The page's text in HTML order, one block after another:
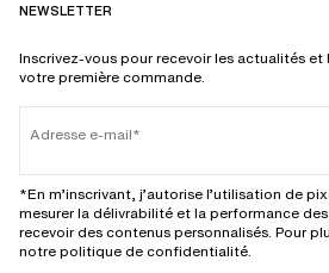
NEWSLETTER
Inscrivez-vous pour recevoir les actualités
votre première commande.
Adresse e-mail
*En m’inscrivant, j’autorise l’utilisation de
mesurer la délivrabilité et la performance
recevoir des contenus personnalisés. Pour
notre politique de confidentialité.